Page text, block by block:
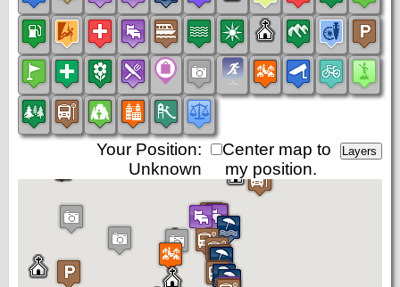
Center map to
my position.
Your Position:
Unknown